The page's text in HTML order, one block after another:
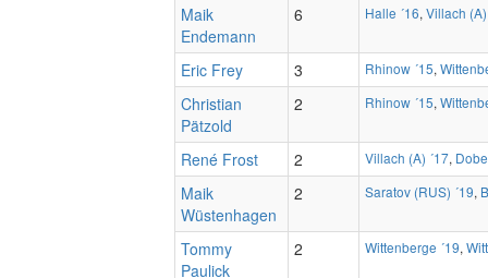
Maik
Endemann
6 Halle ´16, Villach (A)
Eric Frey 3 Rhinow ´15,
Christian
Pätzold
2 Rhinow ´15,
René Frost 2 Villach (A) ´17,
Maik
Wüstenhagen
2 Saratov (RUS) ´19,
Tommy
Paulick
2 Wittenberge ´19,